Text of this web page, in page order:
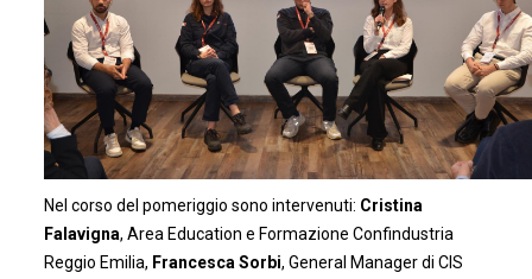
Nel corso del pomeriggio sono intervenuti: Cristina
Falavigna, Area Education e Formazione Confindustria
Reggio Emilia, Francesca Sorbi, General Manager di CIS